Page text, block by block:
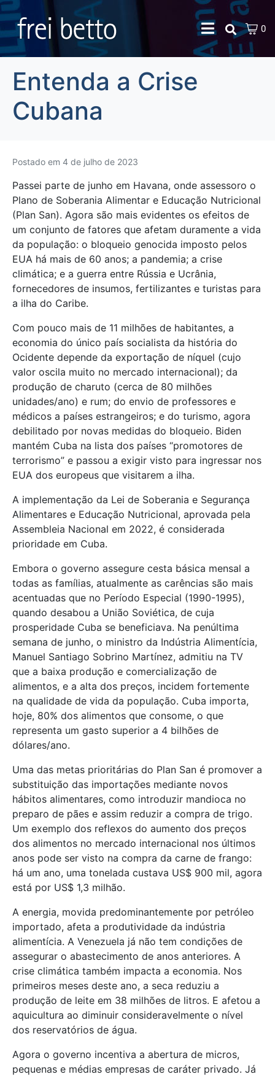
0
Entenda a Crise
Cubana
Postado em 4 de julho de 2023
Passei parte de junho em Havana, onde assessoro o
Plano de Soberania Alimentar e Educação Nutricional
(Plan San). Agora são mais evidentes os efeitos de
um conjunto de fatores que afetam duramente a vida
da população: o bloqueio genocida imposto pelos
EUA há mais de 60 anos; a pandemia; a crise
climática; e a guerra entre Rússia e Ucrânia,
fornecedores de insumos, fertilizantes e turistas para
a ilha do Caribe.
Com pouco mais de 11 milhões de habitantes, a
economia do único país socialista da história do
Ocidente depende da exportação de níquel (cujo
valor oscila muito no mercado internacional); da
produção de charuto (cerca de 80 milhões
unidades/ano) e rum; do envio de professores e
médicos a países estrangeiros; e do turismo, agora
debilitado por novas medidas do bloqueio. Biden
mantém Cuba na lista dos países “promotores de
terrorismo” e passou a exigir visto para ingressar nos
EUA dos europeus que visitarem a ilha.
A implementação da Lei de Soberania e Segurança
Alimentares e Educação Nutricional, aprovada pela
Assembleia Nacional em 2022, é considerada
prioridade em Cuba.
Embora o governo assegure cesta básica mensal a
todas as famílias, atualmente as carências são mais
acentuadas que no Período Especial (1990-1995),
quando desabou a União Soviética, de cuja
prosperidade Cuba se beneficiava. Na penúltima
semana de junho, o ministro da Indústria Alimentícia,
Manuel Santiago Sobrino Martínez, admitiu na TV
que a baixa produção e comercialização de
alimentos, e a alta dos preços, incidem fortemente
na qualidade de vida da população. Cuba importa,
hoje, 80% dos alimentos que consome, o que
representa um gasto superior a 4 bilhões de
dólares/ano.
Uma das metas prioritárias do Plan San é promover a
substituição das importações mediante novos
hábitos alimentares, como introduzir mandioca no
preparo de pães e assim reduzir a compra de trigo.
Um exemplo dos reflexos do aumento dos preços
dos alimentos no mercado internacional nos últimos
anos pode ser visto na compra da carne de frango:
há um ano, uma tonelada custava US$ 900 mil, agora
está por US$ 1,3 milhão.
A energia, movida predominantemente por petróleo
importado, afeta a produtividade da indústria
alimentícia. A Venezuela já não tem condições de
assegurar o abastecimento de anos anteriores. A
crise climática também impacta a economia. Nos
primeiros meses deste ano, a seca reduziu a
produção de leite em 38 milhões de litros. E afetou a
aquicultura ao diminuir consideravelmente o nível
dos reservatórios de água.
Agora o governo incentiva a abertura de micros,
pequenas e médias empresas de caráter privado. Já